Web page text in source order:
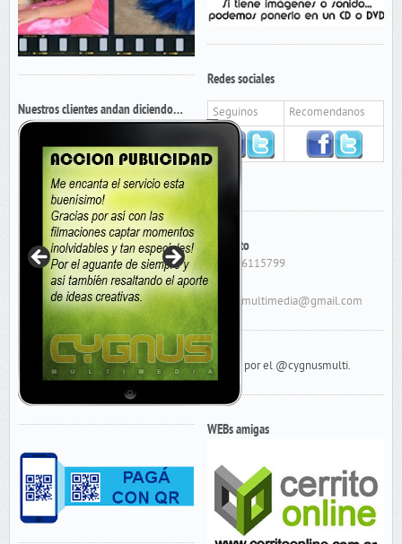
Nuestros clientes andan diciendo… Redes sociales
Seguinos Recomendanos
Contacto
Cel: 156115799
E-Mail:
cygnusmultimedia@gmail.com
Tweets por el @cygnusmulti.